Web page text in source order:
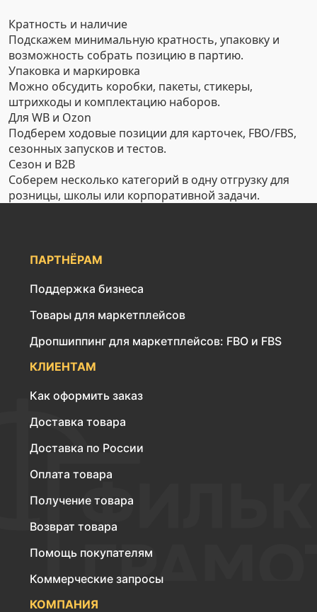
Кратность и наличие
Подскажем минимальную кратность, упаковку и
возможность собрать позицию в партию.
Упаковка и маркировка
Можно обсудить коробки, пакеты, стикеры,
штрихкоды и комплектацию наборов.
Для WB и Ozon
Подберем ходовые позиции для карточек, FBO/FBS,
сезонных запусков и тестов.
Сезон и B2B
Соберем несколько категорий в одну отгрузку для
розницы, школы или корпоративной задачи.
ПАРТНЁРАМ
Поддержка бизнеса
Товары для маркетплейсов
Дропшиппинг для маркетплейсов: FBO и FBS
КЛИЕНТАМ
Как оформить заказ
Доставка товара
Доставка по России
Оплата товара
Получение товара
Возврат товара
Помощь покупателям
Коммерческие запросы
КОМПАНИЯ